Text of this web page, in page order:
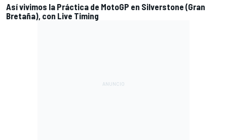
Así vivimos la Práctica de MotoGP en Silverstone (Gran
Bretaña), con Live Timing